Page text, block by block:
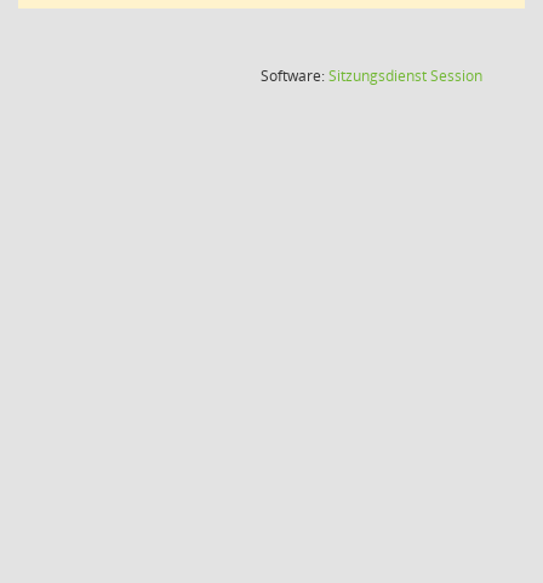
Software:SitzungsdienstSession(Wird in